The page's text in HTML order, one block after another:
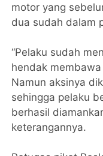
motor yang
dua sudah dalam
“Pelaku sudah
hendak
Namun aksinya
sehingga pelaku
berhasil
keterangannya.